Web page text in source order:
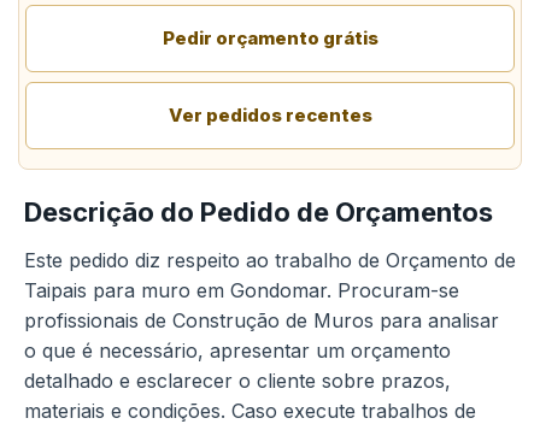
Pedir orçamento grátis
Ver pedidos recentes
Descrição do Pedido de Orçamentos
Este pedido diz respeito ao trabalho de Orçamento de
Taipais para muro em Gondomar. Procuram-se
profissionais de Construção de Muros para analisar
o que é necessário, apresentar um orçamento
detalhado e esclarecer o cliente sobre prazos,
materiais e condições. Caso execute trabalhos de